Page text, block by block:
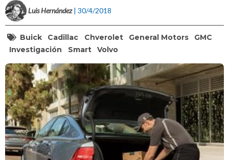
Luis Hernández | 30/4/2018
Buick Cadillac Chverolet General Motors
GMC
Investigación
Smart Volvo